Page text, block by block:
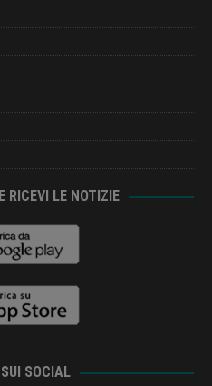
RICEVI LE NOTIZIE
SOCIAL